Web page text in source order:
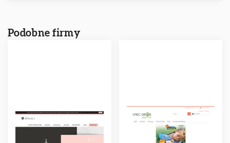
Podobne firmy